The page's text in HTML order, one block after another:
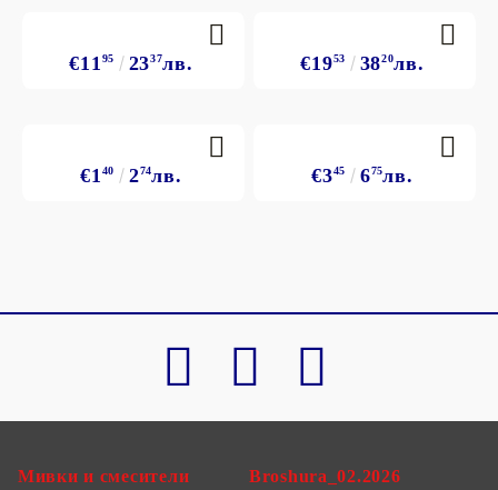
€11 95 2337лв. €1953 3820лв.
€1 40 274лв. €345 675лв.
Мивки и смесители Broshura_02.2026